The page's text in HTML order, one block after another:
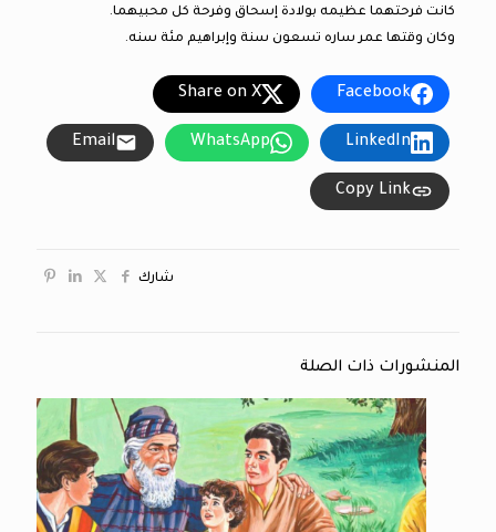
كانت فرحتهما عظيمه بولادة إسحاق وفرحة كل محبيهما.
وكان وقتها عمر ساره تسعون سنة وإبراهيم مئة سنه.
Facebook
Share on X
LinkedIn
WhatsApp
Email
Copy Link
شارك
المنشورات ذات الصلة